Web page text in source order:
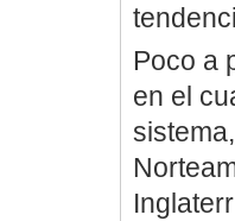
Poco a
en el